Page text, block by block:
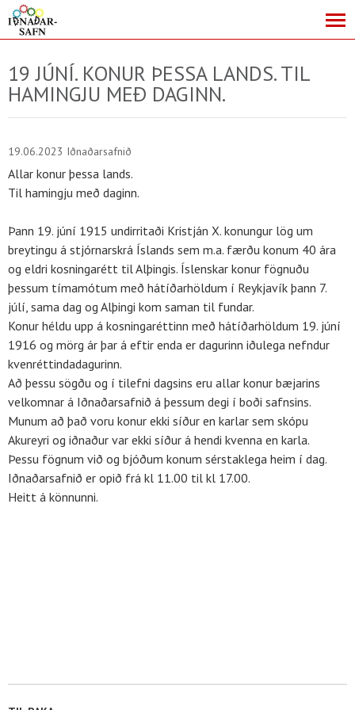
19 JÚNÍ. KONUR ÞESSA LANDS. TIL
HAMINGJU MEÐ DAGINN.
19.06.2023 Iðnaðarsafnið
Allar konur þessa lands.
Til hamingju með daginn.
Þann 19. júní 1915 undirritaði Kristján X. konungur lög um
breytingu á stjórnarskrá Íslands sem m.a. færðu konum 40 ára
og eldri kosningarétt til Alþingis. Íslenskar konur fögnuðu
þessum tímamótum með hátíðarhöldum í Reykjavík þann 7.
júlí, sama dag og Alþingi kom saman til fundar.
Konur héldu upp á kosningaréttinn með hátíðarhöldum 19. júní
1916 og mörg ár þar á eftir enda er dagurinn iðulega nefndur
kvenréttindadagurinn.
Að þessu sögðu og í tilefni dagsins eru allar konur bæjarins
velkomnar á Iðnaðarsafnið á þessum degi í boði safnsins.
Munum að það voru konur ekki síður en karlar sem skópu
Akureyri og iðnaður var ekki síður á hendi kvenna en karla.
Þessu fögnum við og bjóðum konum sérstaklega heim í dag.
Iðnaðarsafnið er opið frá kl 11.00 til kl 17.00.
Heitt á könnunni.